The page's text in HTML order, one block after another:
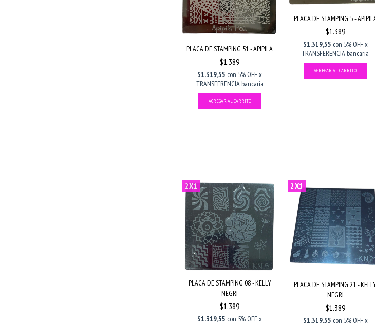
PLACA DE STAMPING 51 - APIPILA
$1.389
$1.319,55 con 5% OFF x
TRANSFERENCIA bancaria
PLACA DE STAMPING 5 -
$1.389
$1.319,55 con 5% OFF x
TRANSFERENCIA bancaria
2X1
PLACA DE STAMPING 08 - KELLY
NEGRI
$1.389
$1.319,55 con 5% OFF x
2X1
PLACA DE STAMPING 21 -
NEGRI
$1.389
$1.319,55 con 5% OFF x